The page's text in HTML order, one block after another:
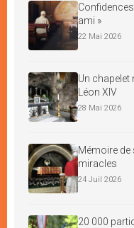
ami »
22 Mai 2026
Un chapelet
Léon XIV
28 Mai 2026
Mémoire de
miracles
24 Juil 2026
20 000